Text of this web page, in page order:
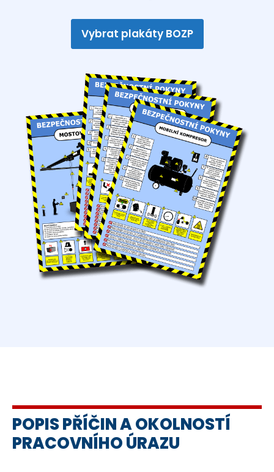
Vybrat plakáty BOZP
POPIS PŘÍČIN A OKOLNOSTÍ
PRACOVNÍHO ÚRAZU